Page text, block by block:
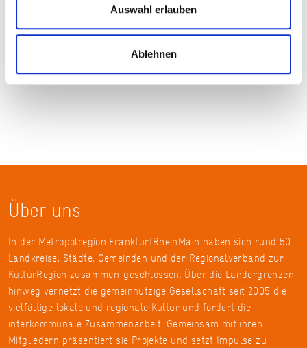
Auswahl erlauben
Ablehnen
KNEIPENQUIZ „75 JAHRE GRUNDGESETZ“
VIDEOREIHE „GESCHICHTEN ZUM GRUNDGESETZ“
Über uns
In der Metropolregion FrankfurtRheinMain haben sich rund 50
Landkreise, Städte, Gemeinden und der Regionalverband zur
KulturRegion zusammen-geschlossen. Über die Ländergrenzen
hinweg vernetzt die gemeinnützige Gesellschaft seit 2005 die
vielfältige lokale und regionale Kultur und fördert die
interkommunale Zusammenarbeit. Gemeinsam mit ihren
Mitgliedern präsentiert sie Projekte und setzt Impulse zu